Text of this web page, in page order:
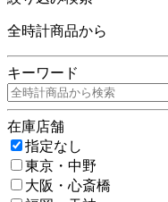
全時計商品から
キーワード
在庫店舗
指定なし
東京・中野
大阪・心斎橋